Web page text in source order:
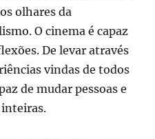
olhares da
O cinema é capaz
De levar através
vindas de todos
de mudar pessoas e